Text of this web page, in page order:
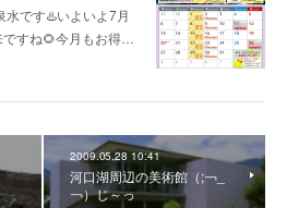
水です♨️いよいよ7月
ですね🌻今月もお得…
2009.05.28 10:41
河口湖周辺の美術館（;￢_
￢）じ～っ